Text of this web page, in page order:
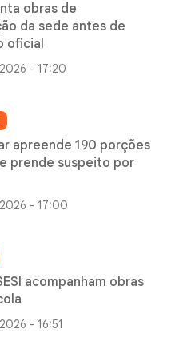
obras de
da sede antes de
oficial
- 17:20
apreende 190 porções
prende suspeito por
- 17:00
acompanham obras
- 16:51